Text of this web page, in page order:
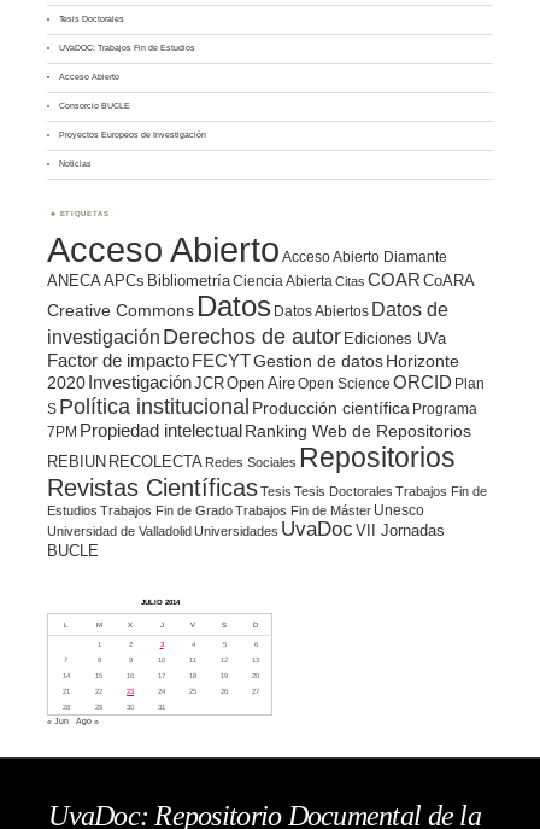
Tesis Doctorales
UVaDOC: Trabajos Fin de Estudios
Acceso Abierto
Consorcio BUCLE
Proyectos Europeos de Investigación
Noticias
ETIQUETAS
Acceso Abierto Acceso Abierto Diamante
ANECA APCs BibliometríaCiencia Abierta Citas COAR CoARA
Creative Commons Datos Datos Abiertos Datos de
investigación Derechos de autor Ediciones UVa
Factor de impacto FECYTGestion de datosHorizonte
2020 InvestigaciónJCROpen AireOpen Science ORCID Plan
S Política institucional Producción científica Programa
7PM Propiedad intelectualRanking Web de Repositorios
REBIUN RECOLECTA Redes Sociales Repositorios
Revistas CientíficasTesis Tesis Doctorales Trabajos Fin de
Estudios Trabajos Fin de GradoTrabajos Fin de Máster Unesco
Universidad de ValladolidUniversidades UvaDoc VII Jornadas
BUCLE
JULIO 2014
L M X J V S D
1 2 3 4 5
6
7
8 9 10 11 12
13
14
15 16 17 18 19
20
21
22 23 24 25 26
27
28
29 30 31
« Jun Ago »
UvaDoc: Repositorio Documental de la